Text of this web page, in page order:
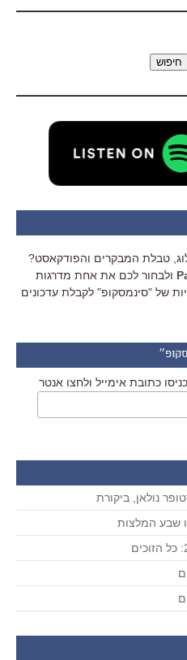
חיפוש
טבלת המבקרים והפודקאסט?
ולבחור לכם את אחת מדרגות
של "סינמסקופ" לקבלת עדכונים
כתובת אימייל ולחצו אנטר
נולאן, ביקורת